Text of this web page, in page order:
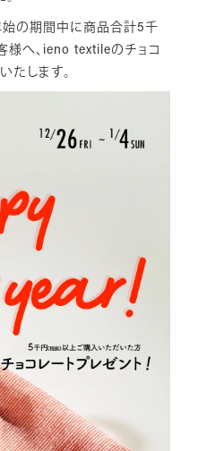
始の期間中に商品合計5千
へ、ieno textileのチョコ
たします。